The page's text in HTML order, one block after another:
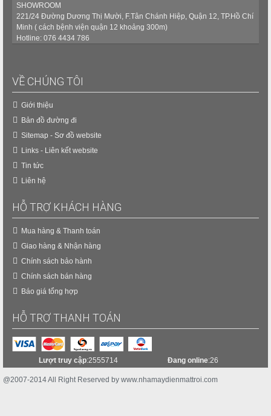
SHOWROOM
221/24 Đường Dương Thị Mười, F.Tân Chánh Hiệp, Quận 12, TP.Hồ Chí
Minh ( cách bệnh viện quận 12 khoảng 300m)
Hotline: 076 4434 786
VỀ CHÚNG TÔI
Giới thiệu
Bản đồ đường đi
Sitemap - Sơ đồ website
Links - Liên kết website
Tin tức
Liên hệ
HỖ TRỢ KHÁCH HÀNG
Mua hàng & Thanh toán
Giao hàng & Nhận hàng
Chính sách bảo hành
Chính sách bán hàng
Báo giá tổng hợp
HỖ TRỢ THANH TOÁN
Lượt truy cập:2555714 Đang online:26
@2007-2014 All Right Reserved by www.nhamaydienmattroi.com